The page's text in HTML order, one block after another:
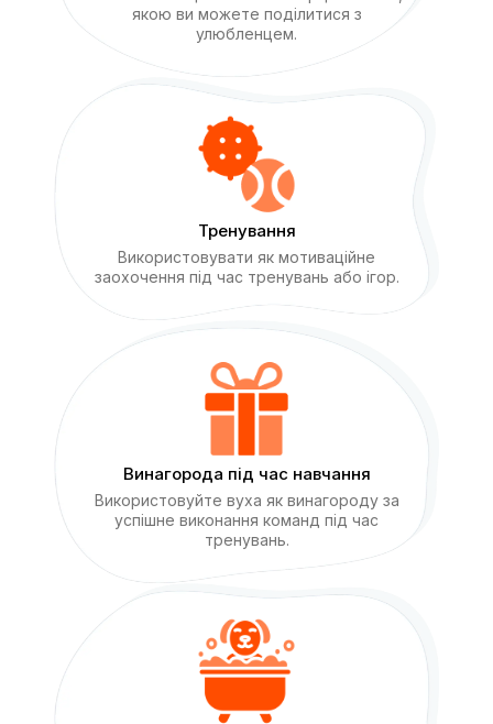
якою ви можете поділитися з
улюбленцем.
Тренування
Використовувати як мотиваційне
заохочення під час тренувань або ігор.
Винагорода під час навчання
Використовуйте вуха як винагороду за
успішне виконання команд під час
тренувань.